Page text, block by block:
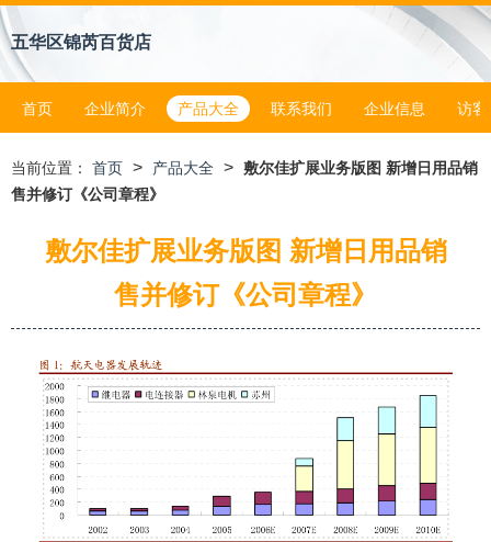
五华区锦芮百货店
首页 企业简介 产品大全 联系我们 企业信息 访客
当前位置： 首页 > 产品大全 > 敷尔佳扩展业务版图 新增日用品销
售并修订《公司章程》
敷尔佳扩展业务版图 新增日用品销
售并修订《公司章程》